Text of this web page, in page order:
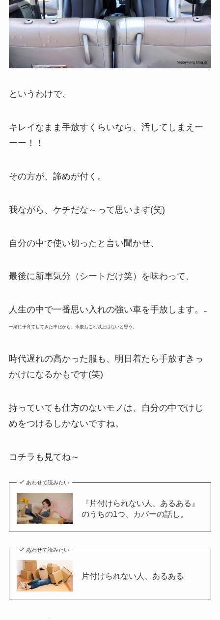
というわけで、
キレイなまま手放すくらいなら、汚してしまえー
ーー！！
その方が、諦めが付く。
我ながら、ケチだな～って思います(笑)
自分の中で使い切ったと言い聞かせ、
最後に新車気分（シートだけ笑）を味わって、
人生の中で一番思い入れの強い車を手放します。 ←
一緒に子育てしてきた車だから、今後もこれ以上はないと思う。
時代遅れの高かった服も、明日着たら手放すきっ
かけになるかもです(笑)
持っていても仕方のないモノは、自分の中でけじ
めをつけるしかないですね。
コチラも見てね～
あわせて読みたい
『片付けられない人、あるある』
のうちの1つ、カバーの話し。
あわせて読みたい
片付けられない人、あるある